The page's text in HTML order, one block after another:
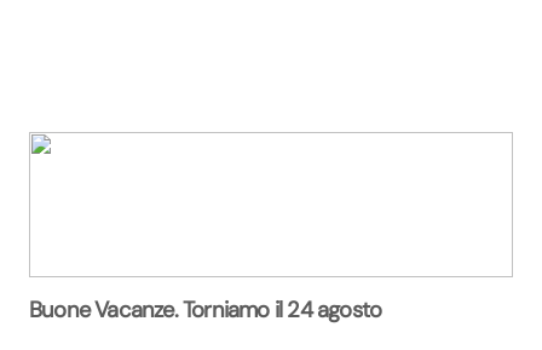
Buone Vacanze. Torniamo il 24 agosto